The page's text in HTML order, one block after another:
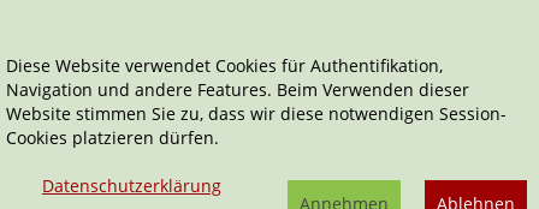
Home Sachbücher Content Matters
Content Matters
Der journalistische Ratgeber für Content Creator – ob
Diese Website verwendet Cookies für Authentifikation,
Navigation und andere Features. Beim Verwenden dieser
Website stimmen Sie zu, dass wir diese notwendigen Session-
Cookies platzieren dürfen.
Datenschutzerklärung
Ablehnen
Annehmen